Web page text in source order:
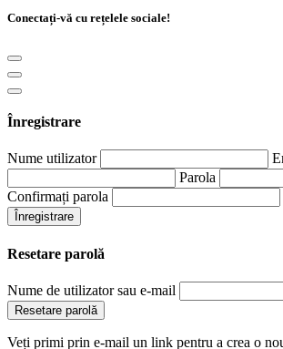
Conectați-vă cu rețelele sociale!
Înregistrare
Nume utilizator
Parola
Confirmați parola
Înregistrare
Resetare parolă
Nume de utilizator sau e-mail
Resetare parolă
Veți primi prin e-mail un link pentru a crea o